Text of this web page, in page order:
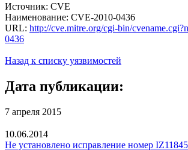
Источник: CVE
Наименование: CVE-2010-0436
URL: http://cve.mitre.org/cgi-bin/
0436
Назад к списку уязвимостей
Дата публикации:
7 апреля 2015
10.06.2014
Не установлено исправление номер